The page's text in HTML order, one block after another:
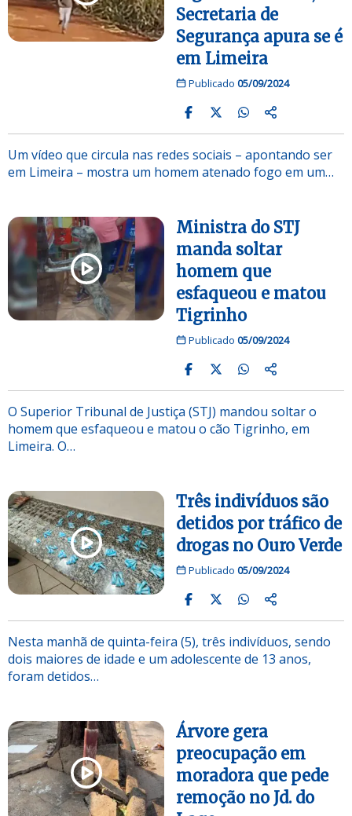
Secretaria de
Segurança apura se é
em Limeira
Publicado 05/09/2024
Um vídeo que circula nas redes sociais – apontando ser
em Limeira – mostra um homem atenado fogo em um…
Ministra do STJ
manda soltar
homem que
esfaqueou e matou
Tigrinho
Publicado 05/09/2024
O Superior Tribunal de Justiça (STJ) mandou soltar o
homem que esfaqueou e matou o cão Tigrinho, em
Limeira. O…
Três indivíduos são
detidos por tráfico de
drogas no Ouro Verde
Publicado 05/09/2024
Nesta manhã de quinta-feira (5), três indivíduos, sendo
dois maiores de idade e um adolescente de 13 anos,
foram detidos…
Árvore gera
preocupação em
moradora que pede
remoção no Jd. do